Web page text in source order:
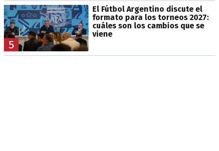
5
El Fútbol Argentino discute el
formato para los torneos 2027:
cuáles son los cambios que se
viene